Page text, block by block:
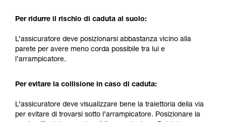
Per ridurre il rischio di caduta al suolo:
L’assicuratore deve posizionarsi abbastanza vicino alla
parete per avere meno corda possibile tra lui e
l’arrampicatore.
Per evitare la collisione in caso di caduta:
L’assicuratore deve visualizzare bene la traiettoria della via
per evitare di trovarsi sotto l’arrampicatore. Posizionare la